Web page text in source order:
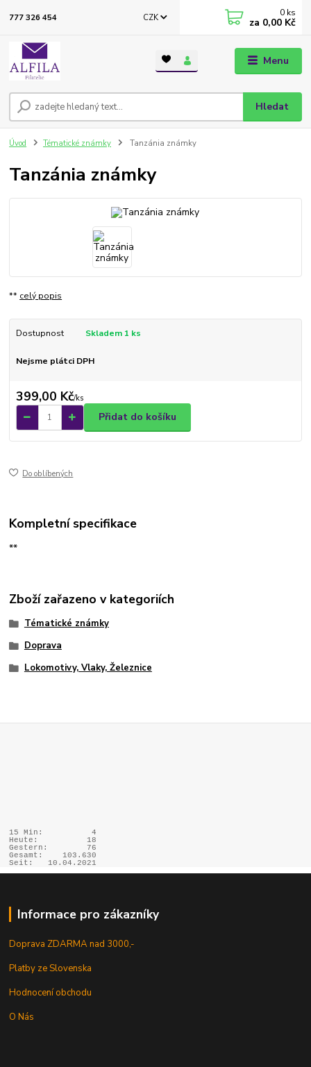
Menu
CZK
Hledat
777 326 454 0 ks
za 0,00 Kč
Úvod Tématické známky Tanzánia známky
Tanzánia známky
** celý popis
Dostupnost Skladem 1 ks
Nejsme plátci DPH
399,00 Kč/ks
Přidat do košíku
Do oblíbených
Kompletní specifikace
**
Zboží zařazeno v kategoriích
Tématické známky
Doprava
Lokomotivy, Vlaky, Železnice
15 Min:
4
Heute:
18
Gestern:
76
Gesamt:
103.630
Seit:
10.04.2021
Informace pro zákazníky
Doprava ZDARMA nad 3000,-
Platby ze Slovenska
Hodnocení obchodu
O Nás